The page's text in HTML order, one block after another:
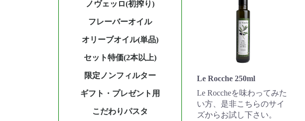
ノヴェッロ(初搾り)
フレーバーオイル
オリーブオイル(単品)
セット特価(2本以上)
限定ノンフィルター
ギフト・プレゼント用
こだわりパスタ
Le Rocche 250ml
Le Roccheを味わってみた
い方、是非こちらのサイ
ズからお試し下さい。